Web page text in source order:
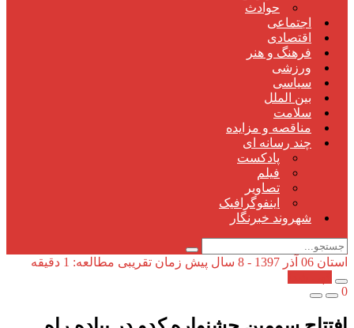
حوادث
اجتماعی
اقتصادی
فرهنگ و هنر
ورزشی
سیاسی
بین الملل
سلامت
مناقصه و مزایده
چند رسانه ای
پادکست
فیلم
تصاویر
اینفوگرافیک
شهروند خبرنگار
استان 06 آذر 1397 - 8 سال پیش
زمان تقریبی مطالعه: 1 دقیقه
0